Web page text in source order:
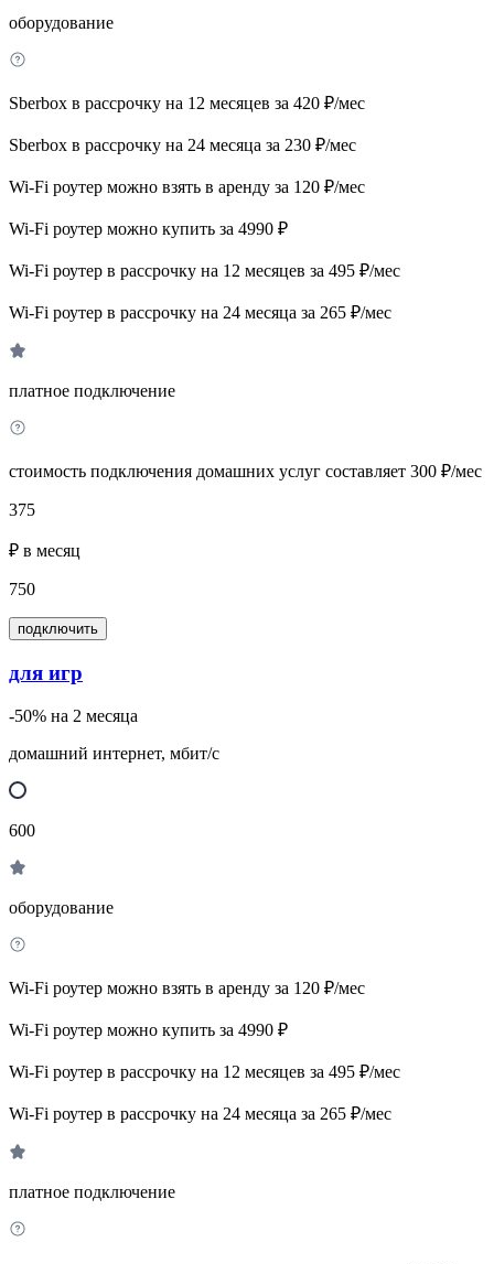
оборудование
Sberbox в рассрочку на 12 месяцев за 420 ₽/мес
Sberbox в рассрочку на 24 месяца за 230 ₽/мес
Wi-Fi роутер можно взять в аренду за 120 ₽/мес
Wi-Fi роутер можно купить за 4990 ₽
Wi-Fi роутер в рассрочку на 12 месяцев за 495 ₽/мес
Wi-Fi роутер в рассрочку на 24 месяца за 265 ₽/мес
платное подключение
стоимость подключения домашних услуг составляет 300 ₽/мес
375
₽ в месяц
750
подключить
для игр
-50% на 2 месяца
домашний интернет, мбит/с
600
оборудование
Wi-Fi роутер можно взять в аренду за 120 ₽/мес
Wi-Fi роутер можно купить за 4990 ₽
Wi-Fi роутер в рассрочку на 12 месяцев за 495 ₽/мес
Wi-Fi роутер в рассрочку на 24 месяца за 265 ₽/мес
платное подключение